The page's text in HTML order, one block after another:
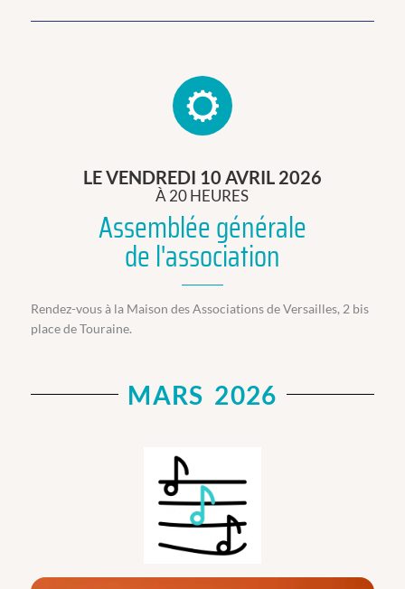
LE VENDREDI 10 AVRIL 2026
À 20 HEURES
Assemblée générale
de l'association
Rendez-vous à la Maison des Associations de Versailles, 2 bis
place de Touraine.
MARS 2026